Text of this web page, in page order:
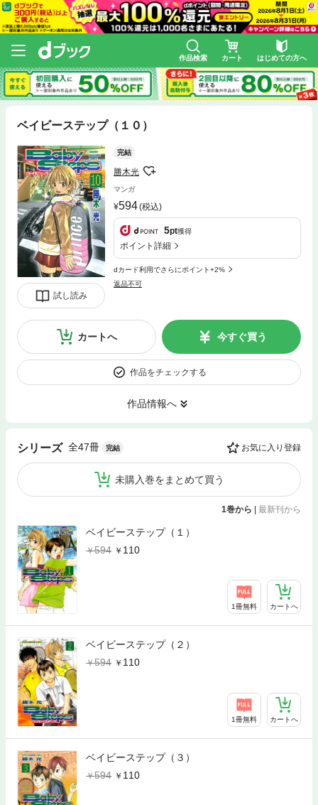
作品検索 カート はじめての方へ
ベイビーステップ（１０）
試し読み
完結
勝木光
マンガ
594(税込)
5pt獲得
ポイント詳細
dカード利用でさらにポイント+2%
返品不可
カートへ 今すぐ買う
作品をチェックする
作品情報へ
シリーズ 全47冊 完結 お気に入り登録
未購入巻をまとめて買う
1巻から | 最新刊から
ベイビーステップ（１）
594
110
1冊無料 カートへ
ベイビーステップ（２）
594
110
1冊無料 カートへ
ベイビーステップ（３）
594
110